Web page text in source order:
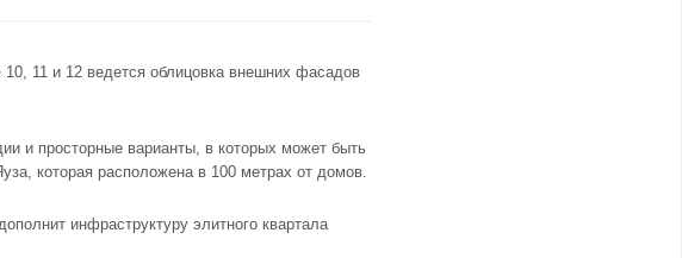
11 и 12 ведется облицовка внешних фасадов
и просторные варианты, в которых может быть
которая расположена в 100 метрах от домов.
инфраструктуру элитного квартала